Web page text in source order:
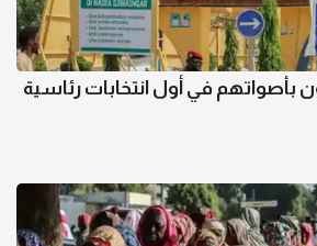
بأصواتهم في أول انتخابات رئاسية